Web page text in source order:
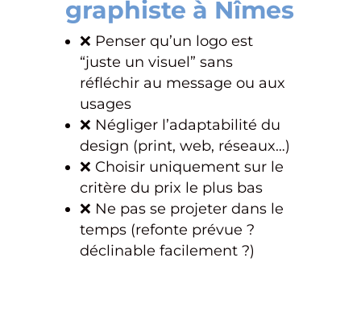
graphiste à Nîmes
❌ Penser qu’un logo est
“juste un visuel” sans
réfléchir au message ou aux
usages
❌ Négliger l’adaptabilité du
design (print, web, réseaux…)
❌ Choisir uniquement sur le
critère du prix le plus bas
❌ Ne pas se projeter dans le
temps (refonte prévue ?
déclinable facilement ?)